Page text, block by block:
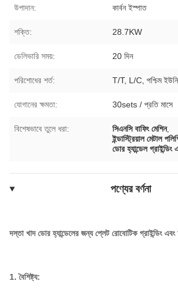
উপাদান: কার্বন ইস্পাত
শক্তি: 28.7KW
ডেলিভারি সময়: 20 দিন
পরিশোধের শর্ত: T/T, L/C, পশ্চিম
যোগানের ক্ষমতা: 30sets / প্রতি মাসে
বিশেষভাবে তুলে ধরা: সিএনসি বাফিং মেশিন,
ইন্ডাস্ট্রিয়াল মেটাল
ডোর হ্যান্ডেল গ্রাইন্ডিং
পণ্যের বর্ণনা
দস্তা খাদ ডোর হ্যান্ডেলের জন্য প্লেট রোবোটিক গ্রাইন্ডিং এবং
1. বৈশিষ্ট্য: